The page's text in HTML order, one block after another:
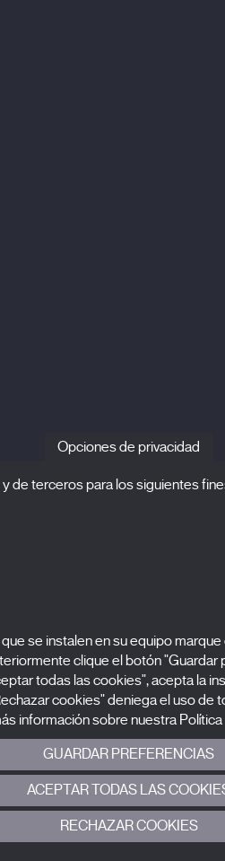
Opciones de privacidad
de terceros para los siguientes
se instalen en su equipo
clique el botón "Guardar
todas las cookies", acepta la
cookies" deniega el uso de
información sobre nuestra
GUARDAR PREFERENCIAS
ACEPTAR TODAS LAS
RECHAZAR COOKIES